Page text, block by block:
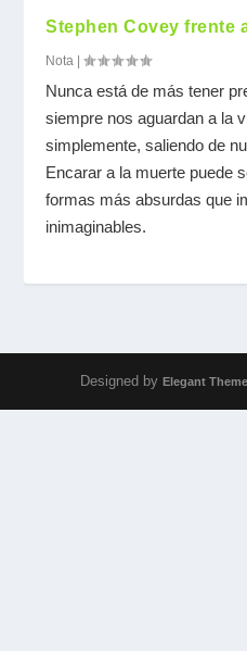
Stephen Covey frente
Nota |
Nunca está de más tener
siempre nos aguardan a la
simplemente, saliendo de
Encarar a la muerte puede
formas más absurdas que
inimaginables.
Designed by Elegant